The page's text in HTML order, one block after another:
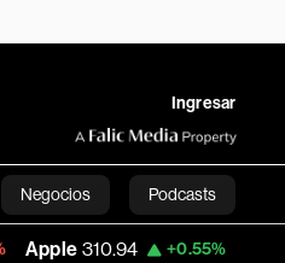
Ingresar
Negocios Podcasts
+0.55% USD COP 3,175.95